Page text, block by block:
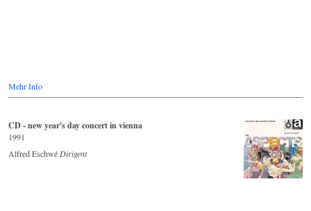
Mehr Info
CD - new year's day concert in vienna
1991
Alfred Eschwé Dirigent